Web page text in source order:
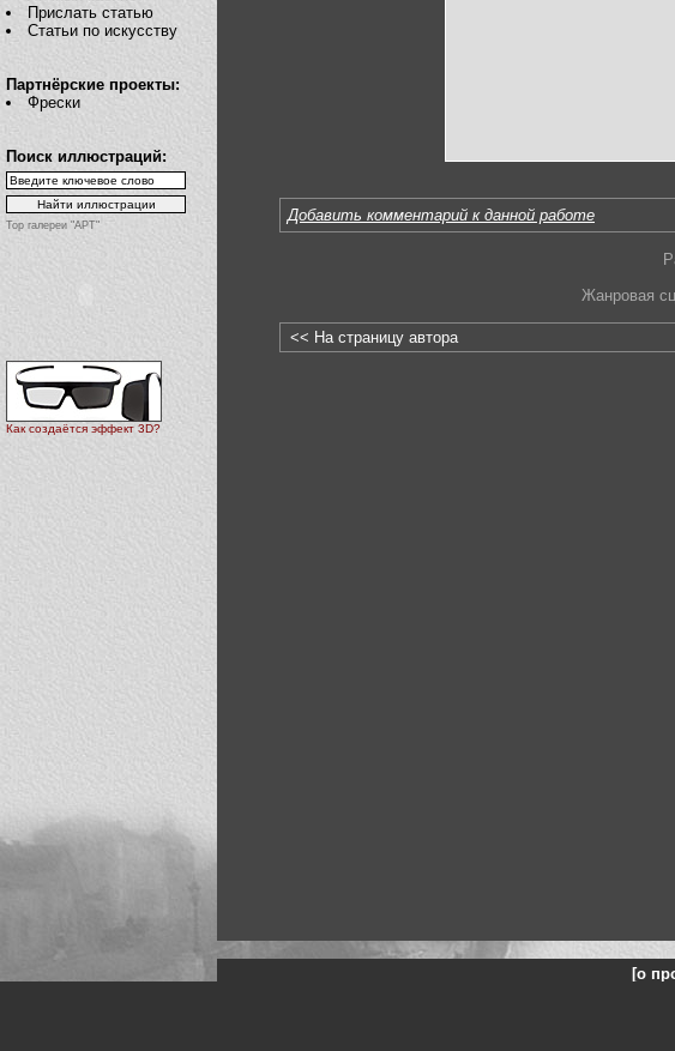
Прислать статью
Статьи по искусству
Партнёрские проекты:
Фрески
Поиск иллюстраций:
Top галереи "АРТ"
Как создаётся эффект 3D?
Добавить комментарий к данной работе
Жанровая
<< На страницу автора
[о